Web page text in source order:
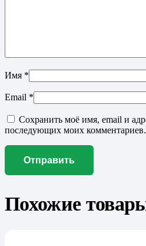
Имя *
Email *
Сохранить моё имя, email и
последующих моих комментариев.
Похожие